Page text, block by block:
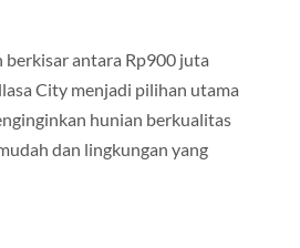
berkisar antara Rp900 juta
City menjadi pilihan utama
hunian berkualitas
dan lingkungan yang